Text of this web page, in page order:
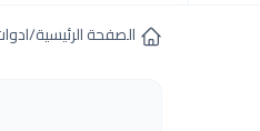
الصفحة الرئيسية/